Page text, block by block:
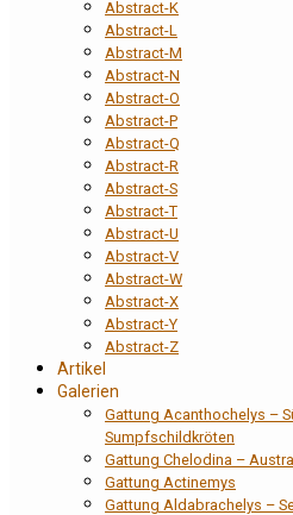
Abstract-K
Abstract-L
Abstract-M
Abstract-N
Abstract-O
Abstract-P
Abstract-Q
Abstract-R
Abstract-S
Abstract-T
Abstract-U
Abstract-V
Abstract-W
Abstract-X
Abstract-Y
Abstract-Z
Artikel
Galerien
Gattung Acanthochelys –
Sumpfschildkröten
Gattung Chelodina –
Gattung Actinemys
Gattung Aldabrachelys –